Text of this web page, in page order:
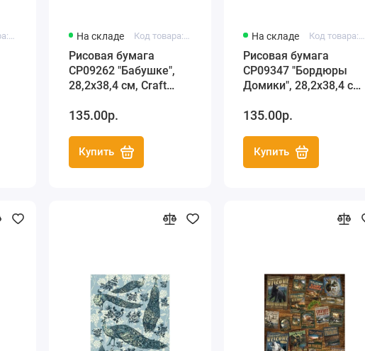
Код товара: C3 CP08852 На складе Код товара: C3 CP09262
Рисовая бумага
CP09262 "Бабушке",
28,2х38,4 см, Craft
135.00р.
Купить
На складе Код товара: C3 CP09347
Рисовая бумага
CP09347 "Бордюры
Домики", 28,2х38,4 см,
135.00р.
Купить